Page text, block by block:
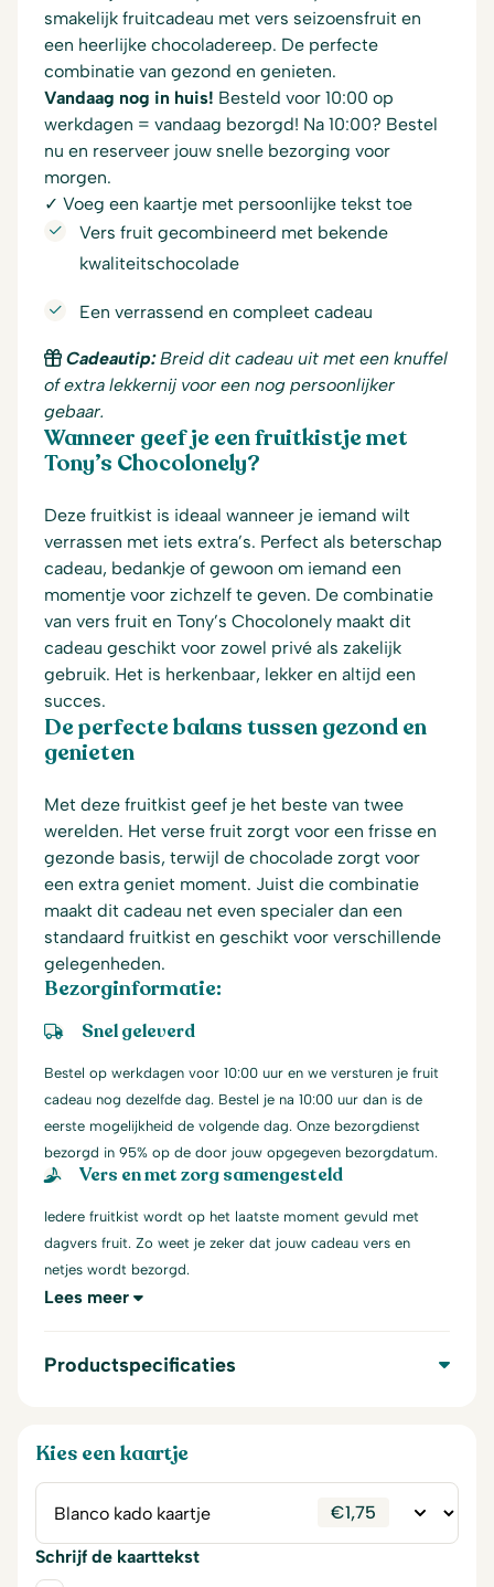
smakelijk fruitcadeau met vers seizoensfruit en
een heerlijke chocoladereep. De perfecte
combinatie van gezond en genieten.
Vandaag nog in huis! Besteld voor 10:00 op
werkdagen = vandaag bezorgd! Na 10:00? Bestel
nu en reserveer jouw snelle bezorging voor
morgen.
✓ Voeg een kaartje met persoonlijke tekst toe
Vers fruit gecombineerd met bekende
kwaliteitschocolade
Een verrassend en compleet cadeau
Cadeautip:Breid dit cadeau uit met een knuffel
of extra lekkernij voor een nog persoonlijker
gebaar.
Wanneer geef je een fruitkistje met
Tony’s Chocolonely?
Deze fruitkist is ideaal wanneer je iemand wilt
verrassen met iets extra’s. Perfect als beterschap
cadeau, bedankje of gewoon om iemand een
momentje voor zichzelf te geven. De combinatie
van vers fruit en Tony’s Chocolonely maakt dit
cadeau geschikt voor zowel privé als zakelijk
gebruik. Het is herkenbaar, lekker en altijd een
succes.
De perfecte balans tussen gezond en
genieten
Met deze fruitkist geef je het beste van twee
werelden. Het verse fruit zorgt voor een frisse en
gezonde basis, terwijl de chocolade zorgt voor
een extra geniet moment. Juist die combinatie
maakt dit cadeau net even specialer dan een
standaard fruitkist en geschikt voor verschillende
gelegenheden.
Bezorginformatie:
Snel geleverd
Bestel op werkdagen voor 10:00 uur en we versturen je fruit
cadeau nog dezelfde dag. Bestel je na 10:00 uur dan is de
eerste mogelijkheid de volgende dag. Onze bezorgdienst
bezorgd in 95% op de door jouw opgegeven bezorgdatum.
Vers en met zorg samengesteld
Iedere fruitkist wordt op het laatste moment gevuld met
dagvers fruit. Zo weet je zeker dat jouw cadeau vers en
netjes wordt bezorgd.
Lees meer
Productspecificaties
Kies een kaartje
€1,75
Schrijf de kaarttekst